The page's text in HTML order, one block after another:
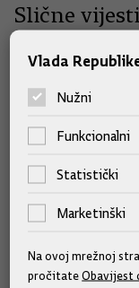
Slične vijesti
Vlada
Nužni
Funkcionalni
Statistički
Marketinški
Na ovoj mrežnoj
pročitateObavijest